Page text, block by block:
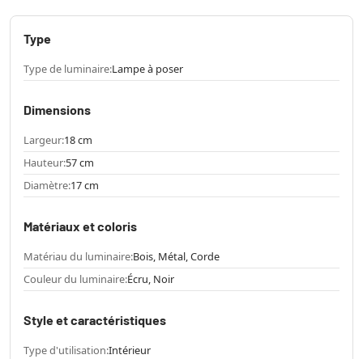
Type
Type de luminaire:Lampe à poser
Dimensions
Largeur:18 cm
Hauteur:57 cm
Diamètre:17 cm
Matériaux et coloris
Matériau du luminaire:Bois, Métal, Corde
Couleur du luminaire:Écru, Noir
Style et caractéristiques
Type d'utilisation:Intérieur